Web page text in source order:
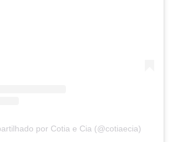
por Cotia e Cia (@cotiaecia)